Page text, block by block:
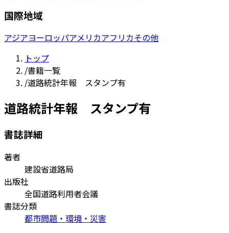
国際地域
アジアヨーロッパアメリカアフリカその他
トップ
/書籍一覧
/道路統計年報 スタンプ有
道路統計年報 スタンプ有
書誌詳細
著者
建設省道路局
出版社
全国道路利用者会議
書誌分類
都市問題・環境・災害